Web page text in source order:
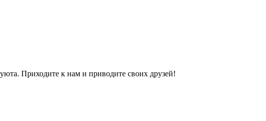
Приходите к нам и приводите своих друзей!